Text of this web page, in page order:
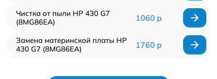
Чистка от пыли HP 430 G7
(8MG86EA)
1060 р
Замена материнской платы HP
430 G7 (8MG86EA)
1760 р